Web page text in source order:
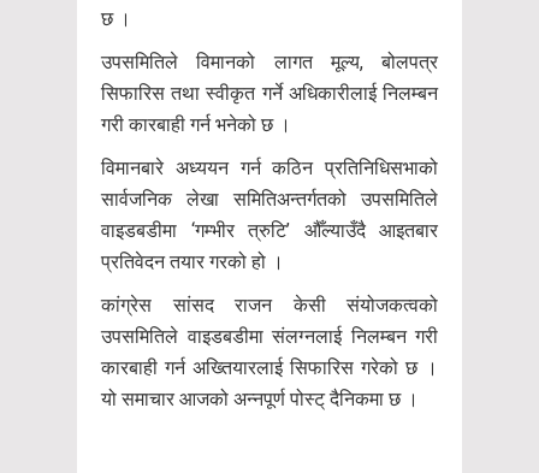
छ ।
उपसमितिले विमानको लागत मूल्य, बोलपत्र
सिफारिस तथा स्वीकृत गर्ने अधिकारीलाई निलम्बन
गरी कारबाही गर्न भनेको छ ।
विमानबारे अध्ययन गर्न कठिन प्रतिनिधिसभाको
सार्वजनिक लेखा समितिअन्तर्गतको उपसमितिले
वाइडबडीमा ‘गम्भीर त्रुटि’ औँल्याउँदै आइतबार
प्रतिवेदन तयार गरको हो ।
कांग्रेस सांसद राजन केसी संयोजकत्वको
उपसमितिले वाइडबडीमा संलग्नलाई निलम्बन गरी
कारबाही गर्न अख्तियारलाई सिफारिस गरेको छ ।
यो समाचार आजको अन्नपूर्ण पोस्ट् दैनिकमा छ ।